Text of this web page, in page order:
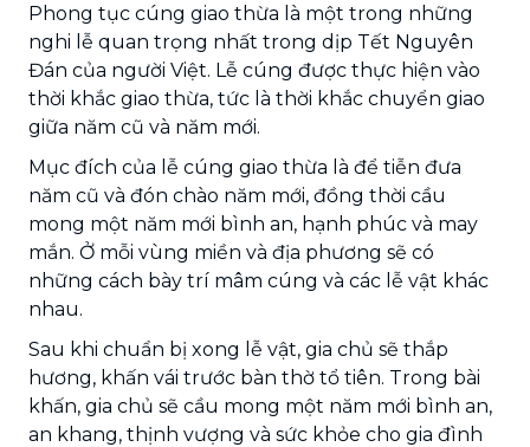
Phong tục cúng giao thừa là một trong những
nghi lễ quan trọng nhất trong dịp Tết Nguyên
Đán của người Việt. Lễ cúng được thực hiện vào
thời khắc giao thừa, tức là thời khắc chuyển giao
giữa năm cũ và năm mới.
Mục đích của lễ cúng giao thừa là để tiễn đưa
năm cũ và đón chào năm mới, đồng thời cầu
mong một năm mới bình an, hạnh phúc và may
mắn. Ở mỗi vùng miền và địa phương sẽ có
những cách bày trí mâm cúng và các lễ vật khác
nhau.
Sau khi chuẩn bị xong lễ vật, gia chủ sẽ thắp
hương, khấn vái trước bàn thờ tổ tiên. Trong bài
khấn, gia chủ sẽ cầu mong một năm mới bình an,
an khang, thịnh vượng và sức khỏe cho gia đình